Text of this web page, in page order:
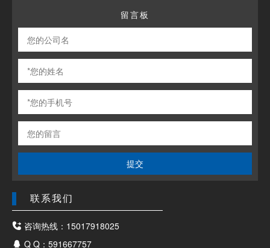
留言板
提交
联系我们
咨询热线：15017918025
Q Q：591667757